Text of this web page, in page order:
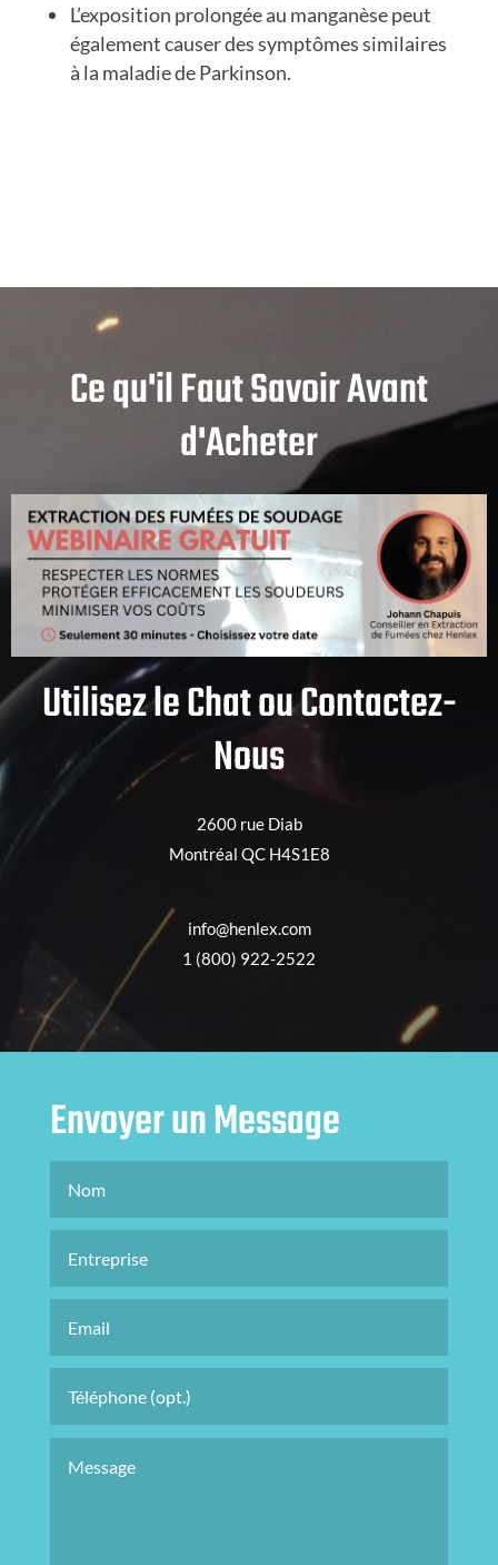
L’exposition prolongée au manganèse peut
également causer des symptômes similaires
à la maladie de Parkinson.
Ce qu'il Faut Savoir Avant
d'Acheter
Utilisez le Chat ou Contactez-
Nous
2600 rue Diab
Montréal QC H4S1E8
info@henlex.com
1 (800) 922-2522
Envoyer un Message